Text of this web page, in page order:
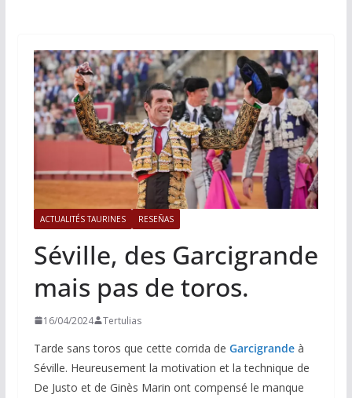
ACTUALITÉS TAURINES RESEÑAS
Séville, des Garcigrande
mais pas de toros.
16/04/2024 Tertulias
Tarde sans toros que cette corrida de Garcigrandeà
Séville. Heureusement la motivation et la technique de
De Justo et de Ginès Marin ont compensé le manque